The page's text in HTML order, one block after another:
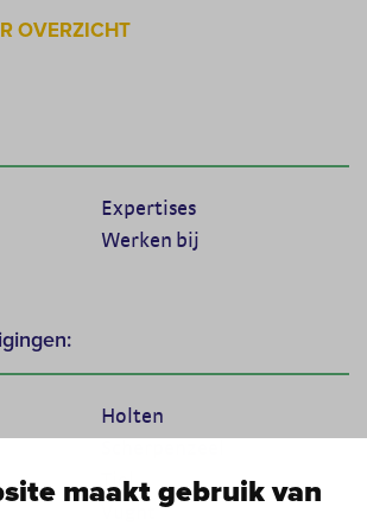
maakt gebruik van
OVERZICHT
Expertises
Werken bij
Holten
Tiel